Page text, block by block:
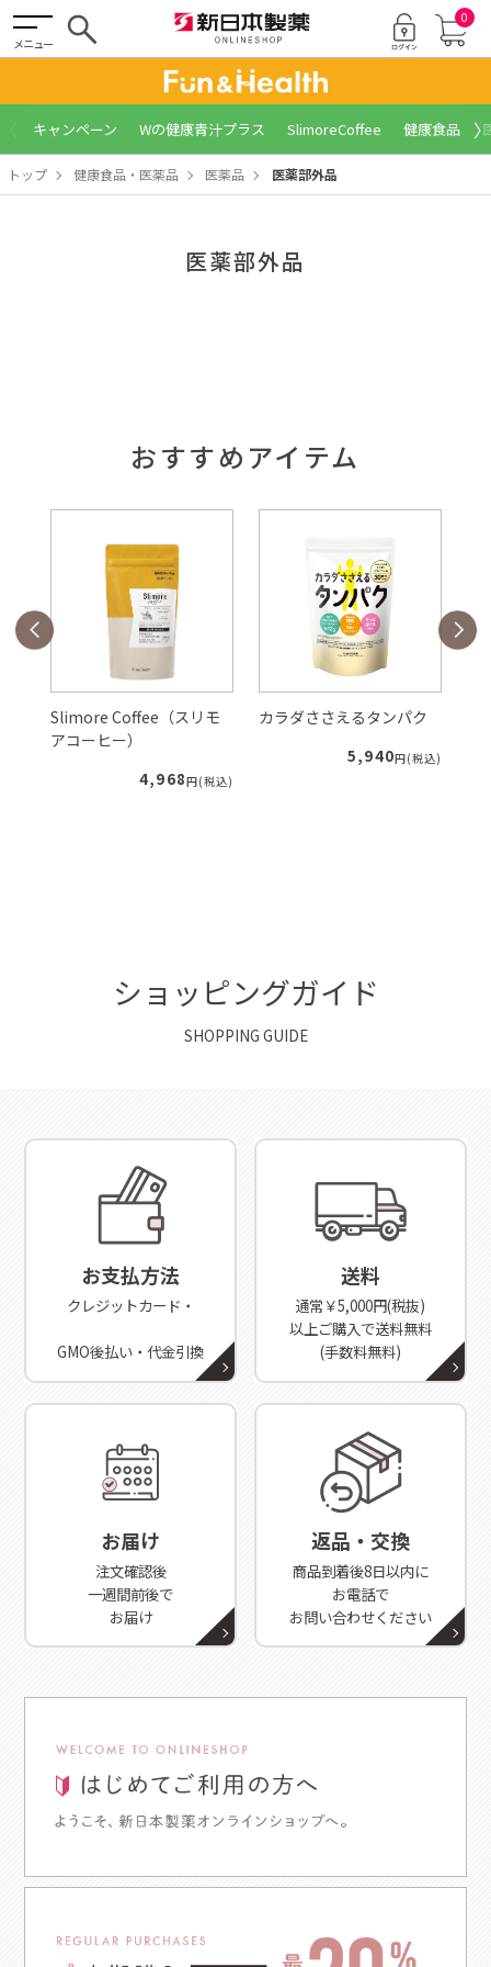
メニュー
0
キャンペーン Wの健康青汁プラス SlimoreCoffee 健康食品 〉
トップ 健康食品・医薬品 医薬品 医薬部外品
医薬部外品
おすすめアイテム
Slimore Coffee（スリモ
アコーヒー）
4,968円(税込)
カラダささえるタンパク
5,940円(税込)
ショッピングガイド
SHOPPING GUIDE
お支払方法
クレジットカード・
GMO後払い・代金引換
送料
通常￥5,000円(税抜)
以上ご購入で送料無料
(手数料無料)
お届け
注文確認後
一週間前後で
お届け
返品・交換
商品到着後8日以内に
お電話で
お問い合わせください